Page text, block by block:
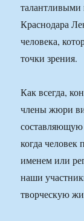
Краснодара
человека,
точки зрения.
Как всегда,
члены жюри
когда человек
именем или
наши
творческую